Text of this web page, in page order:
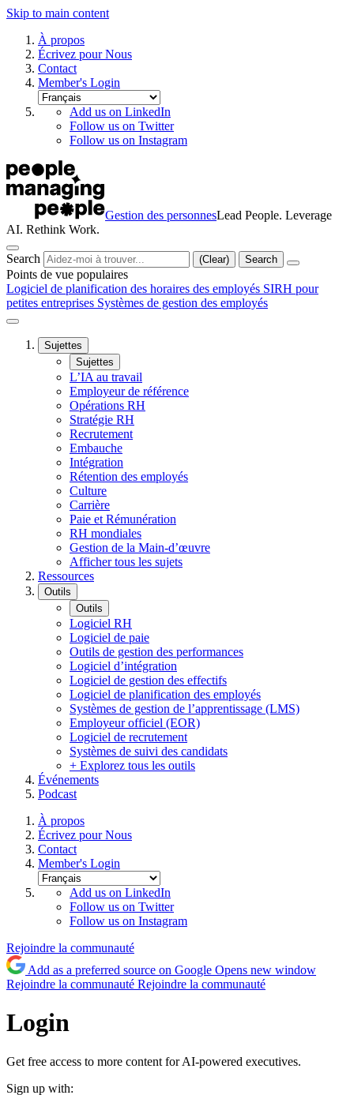
Skip to main content
À propos
Écrivez pour Nous
Contact
Member's Login
Add us on LinkedIn
Follow us on Twitter
Follow us on Instagram
Gestion des personnesLead People. Leverage
AI. Rethink Work.
Search (Clear) Search
Points de vue populaires
Logiciel de planification des horaires des employés SIRH pour
petites entreprises Systèmes de gestion des employés
Sujettes
Sujettes
L’IA au travail
Employeur de référence
Opérations RH
Stratégie RH
Recrutement
Embauche
Intégration
Rétention des employés
Culture
Carrière
Paie et Rémunération
RH mondiales
Gestion de la Main-d’œuvre
Afficher tous les sujets
Ressources
Outils
Outils
Logiciel RH
Logiciel de paie
Outils de gestion des performances
Logiciel d’intégration
Logiciel de gestion des effectifs
Logiciel de planification des employés
Systèmes de gestion de l’apprentissage (LMS)
Employeur officiel (EOR)
Logiciel de recrutement
Systèmes de suivi des candidats
+ Explorez tous les outils
Événements
Podcast
À propos
Écrivez pour Nous
Contact
Member's Login
Add us on LinkedIn
Follow us on Twitter
Follow us on Instagram
Rejoindre la communauté
Add as a preferred source on Google Opens new window
Rejoindre la communauté Rejoindre la communauté
Login
Get free access to more content for AI-powered executives.
Sign up with: